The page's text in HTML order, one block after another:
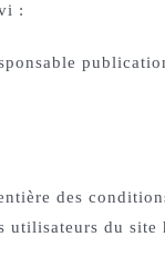
:
des
du site